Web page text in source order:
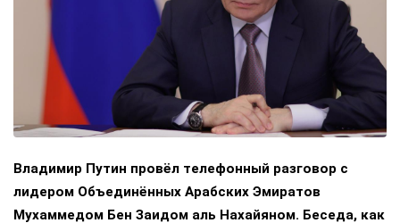
Владимир Путин провёл телефонный разговор с
лидером Объединённых Арабских Эмиратов
Мухаммедом Бен Заидом аль Нахайяном. Беседа, как